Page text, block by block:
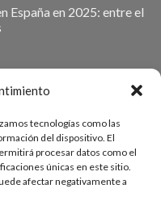
tecnologías como las
del dispositivo. El
procesar datos como el
únicas en este sitio.
afectar negativamente a
España en 2025: entre el
puedes solicitar un
formulario de solicitud